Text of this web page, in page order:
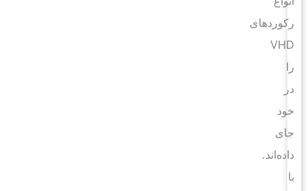
رکوردهای
VHD
خود
جای
داده‌اند.